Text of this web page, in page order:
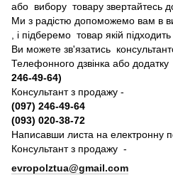
або вибору товару звертайтесь до
Ми з радістю допоможемо вам в
, і підберемо товар якій
Ви можете зв'язатись
Телефонного дзвінка або
246-49-64)
Консультант з продажу -
(097) 246-49-64
(093) 020-38-72
Написавши листа на електронну
Консультант з продажу -
evropolztua@gmail.com